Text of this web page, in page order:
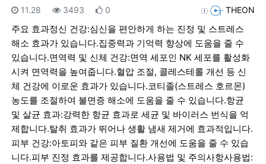
등록자THEON
등록일
11.28 조회
3493 추천
0
주요 효과정신 건강:심신을 편안하게 하는 진정 및 스트레스
해소 효과가 있습니다.집중력과 기억력 향상에 도움을 줄 수
있습니다.면역력 및 신체 건강:면역 세포인 NK 세포를 활성화
시켜 면역력을 높여줍니다.혈압 조절, 콜레스테롤 개선 등 신
체 건강에 이로운 효과가 있습니다.코티졸(스트레스 호르몬)
농도를 조절하여 불면증 해소에 도움을 줄 수 있습니다.항균
및 살균 효과:강력한 항균 효과로 세균 및 바이러스 번식을 억
제합니다.탈취 효과가 뛰어나 생활 냄새 제거에 효과적입니다.
피부 건강:아토피와 같은 피부 질환 개선에 도움을 줄 수 있습
니다.피부 진정 효과를 제공합니다.사용법 및 주의사항사용법: